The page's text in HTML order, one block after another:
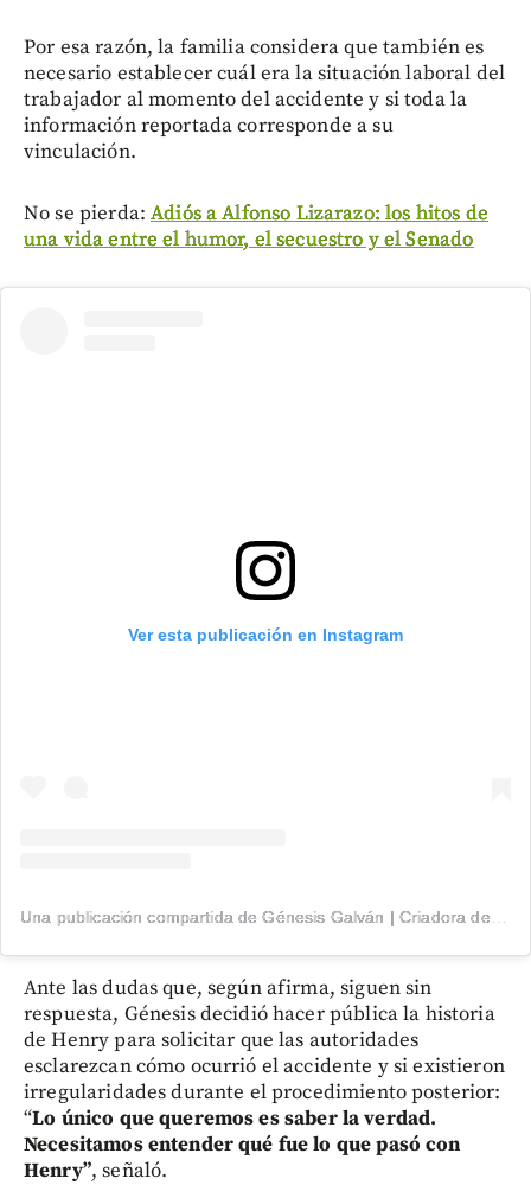
Por esa razón, la familia considera que también es
necesario establecer cuál era la situación laboral del
trabajador al momento del accidente y si toda la
información reportada corresponde a su
vinculación.
No se pierda:Adiós a Alfonso Lizarazo: los hitos de
una vida entre el humor, el secuestro y el Senado
Ver esta publicación en Instagram
Una publicación compartida de Génesis Galván | Criadora de Conteúdo (@genesisgalvan18)
Ante las dudas que, según afirma, siguen sin
respuesta, Génesis decidió hacer pública la historia
de Henry para solicitar que las autoridades
esclarezcan cómo ocurrió el accidente y si existieron
irregularidades durante el procedimiento posterior:
“Lo único que queremos es saber la verdad.
Necesitamos entender qué fue lo que pasó con
Henry”, señaló.